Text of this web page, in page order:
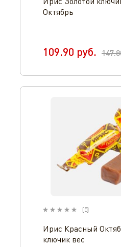
Октябрь
109.90 руб.
(0)
Ирис Красный
ключик вес